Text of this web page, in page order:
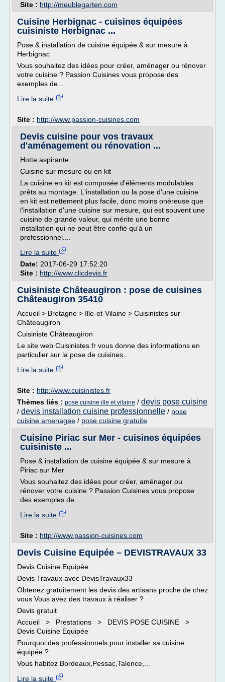
Site : http://meublegarten.com
Cuisine Herbignac - cuisines équipées
cuisiniste Herbignac ...
Pose & installation de cuisine équipée & sur mesure à
Herbignac
Vous souhaitez des idées pour créer, aménager ou rénover
votre cuisine ? Passion Cuisines vous propose des
exemples de...
Lire la suite
Site : http://www.passion-cuisines.com
Devis cuisine pour vos travaux
d'aménagement ou rénovation ...
Hotte aspirante
Cuisine sur mesure ou en kit
La cuisine en kit est composée d'éléments modulables
prêts au montage. L'installation ou la pose d'une cuisine
en kit est nettement plus facile, donc moins onéreuse que
l'installation d'une cuisine sur mesure, qui est souvent une
cuisine de grande valeur, qui mérite une bonne
installation qui ne peut être confié qu'à un
professionnel....
Lire la suite
Date: 2017-06-29 17:52:20
Site : http://www.clicdevis.fr
Cuisiniste Châteaugiron : pose de cuisines
Châteaugiron 35410
Accueil > Bretagne > Ille-et-Vilaine > Cuisinistes sur
Châteaugiron
Cuisiniste Châteaugiron
Le site web Cuisinistes.fr vous donne des informations en
particulier sur la pose de cuisines...
Lire la suite
Site : http://www.cuisinistes.fr
Thèmes liés : pose cuisine ille et vilaine / devis pose cuisine
/ devis installation cuisine professionnelle / pose
cuisine amenagee / pose cuisine gratuite
Cuisine Piriac sur Mer - cuisines équipées
cuisiniste ...
Pose & installation de cuisine équipée & sur mesure à
Piriac sur Mer
Vous souhaitez des idées pour créer, aménager ou
rénover votre cuisine ? Passion Cuisines vous propose
des exemples de...
Lire la suite
Site : http://www.passion-cuisines.com
Devis Cuisine Equipée – DEVISTRAVAUX 33
Devis Cuisine Equipée
Devis Travaux avec DevisTravaux33
Obtenez gratuitement les devis des artisans proche de chez
vous Vous avez des travaux à réaliser ?
Devis gratuit
Accueil > Prestations > DEVIS POSE CUISINE >
Devis Cuisine Equipée
Pourquoi des professionnels pour installer sa cuisine
équipée ?
Vous habitez Bordeaux,Pessac,Talence,...
Lire la suite